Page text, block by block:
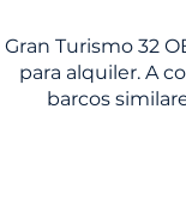
Gran Turismo 32
para alquiler. A
barcos